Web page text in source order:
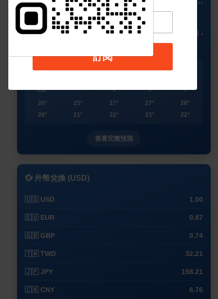
🌧️ 25 🌡️ 小雨 ›
26°
20°
25°
21°
27°
22°
27°
23°
28°
22°
查看完整預測
💱 外幣兌換 (USD)
🇺🇸 USD 1.00
🇪🇺 EUR 0.87
🇬🇧 GBP 0.74
🇹🇼 TWD 32.21
🇯🇵 JPY 158.21
🇨🇳 CNY 6.76
訂閱